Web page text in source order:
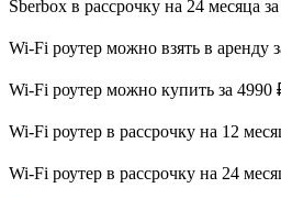
Sberbox в рассрочку на 24 месяца
Wi-Fi роутер можно взять в аренду
Wi-Fi роутер можно купить за 4990
Wi-Fi роутер в рассрочку на 12
Wi-Fi роутер в рассрочку на 24